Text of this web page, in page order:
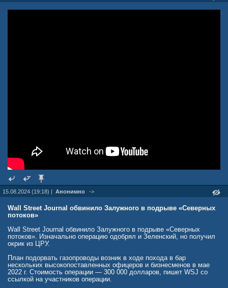
15.08.2024 (19:18) | Анонимно ->
Wall Street Journal обвинило Залужного в подрыве «Северных
потоков»
Wall Street Journal обвинило Залужного в подрыве «Северных
потоков». Изначально операцию одобрял и Зеленский, но получил
окрик из ЦРУ.
План подорвать газопроводы возник в ходе похода в бар
нескольких высокопоставленных офицеров и бизнесменов в мае
2022 г. Стоимость операции — 300 000 долларов, пишет WSJ со
ссылкой на участников операции.